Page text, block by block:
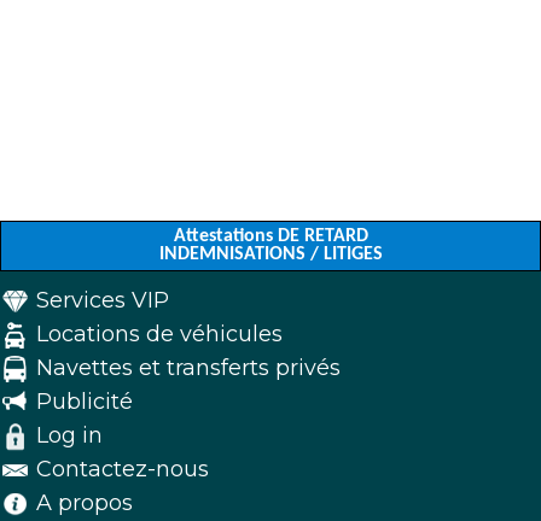
Attestations DE RETARD
INDEMNISATIONS / LITIGES
Services VIP
Locations de véhicules
Navettes et transferts privés
Publicité
Log in
Contactez-nous
A propos